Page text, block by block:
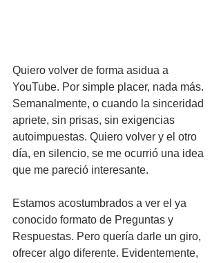
Quiero volver de forma asidua a
YouTube. Por simple placer, nada más.
Semanalmente, o cuando la sinceridad
apriete, sin prisas, sin exigencias
autoimpuestas. Quiero volver y el otro
día, en silencio, se me ocurrió una idea
que me pareció interesante.
Estamos acostumbrados a ver el ya
conocido formato de Preguntas y
Respuestas. Pero quería darle un giro,
ofrecer algo diferente. Evidentemente,